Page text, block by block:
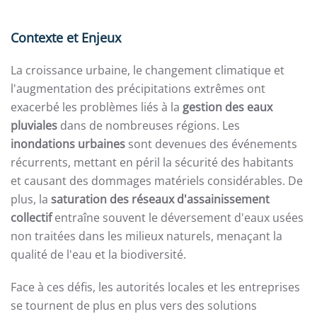
Contexte et Enjeux
La croissance urbaine, le changement climatique et
l'augmentation des précipitations extrêmes ont
exacerbé les problèmes liés à la gestion des eaux
pluviales dans de nombreuses régions. Les
inondations urbaines sont devenues des événements
récurrents, mettant en péril la sécurité des habitants
et causant des dommages matériels considérables. De
plus, la saturation des réseaux d'assainissement
collectifentraîne souvent le déversement d'eaux usées
non traitées dans les milieux naturels, menaçant la
qualité de l'eau et la biodiversité.
Face à ces défis, les autorités locales et les entreprises
se tournent de plus en plus vers des solutions